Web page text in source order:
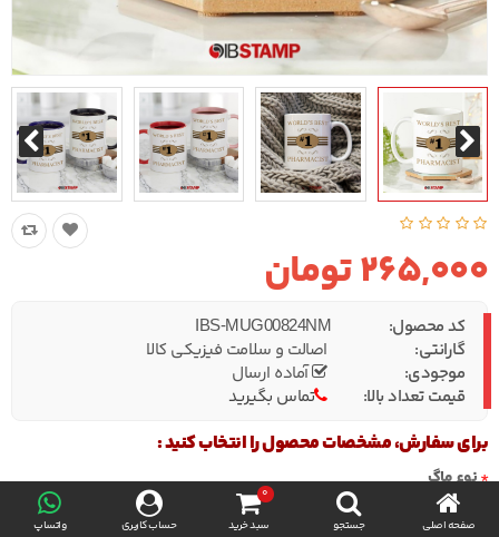
صفحه اصلی جستجو
0
سبد خرید
حساب کاربری واتساپ
265,000 تومان
کد محصول: IBS-MUG00824NM
گارانتی:
اصالت و سلامت فیزیکی کالا
موجودی:
آماده ارسال
قیمت تعداد بالا:
تماس بگیرید
برای سفارش، مشخصات محصول را انتخاب کنید :
نوع ماگ